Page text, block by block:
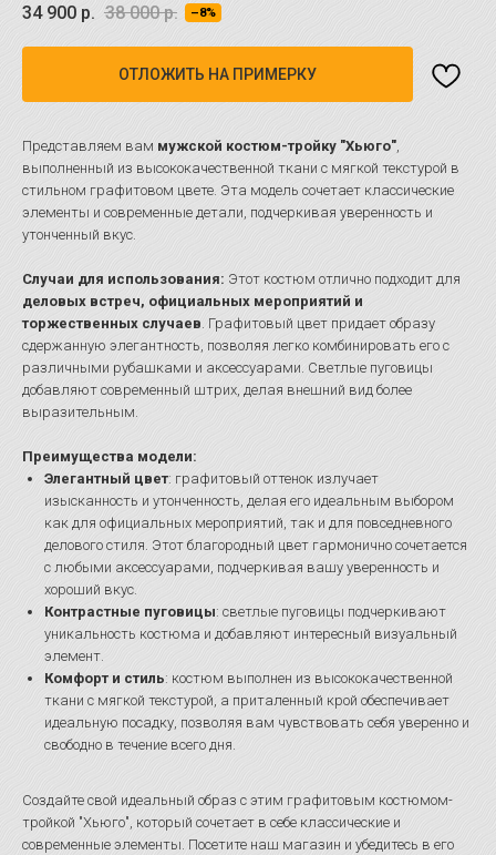
34 900 р. 38 000 р. –8%
ОТЛОЖИТЬ НА ПРИМЕРКУ
Представляем вам мужской костюм-тройку "Хьюго",
выполненный из высококачественной ткани с мягкой текстурой в
стильном графитовом цвете. Эта модель сочетает классические
элементы и современные детали, подчеркивая уверенность и
утонченный вкус.
Случаи для использования: Этот костюм отлично подходит для
деловых встреч, официальных мероприятий и
торжественных случаев. Графитовый цвет придает образу
сдержанную элегантность, позволяя легко комбинировать его с
различными рубашками и аксессуарами. Светлые пуговицы
добавляют современный штрих, делая внешний вид более
выразительным.
Преимущества модели:
Элегантный цвет: графитовый оттенок излучает
изысканность и утонченность, делая его идеальным выбором
как для официальных мероприятий, так и для повседневного
делового стиля. Этот благородный цвет гармонично сочетается
с любыми аксессуарами, подчеркивая вашу уверенность и
хороший вкус.
Контрастные пуговицы: светлые пуговицы подчеркивают
уникальность костюма и добавляют интересный визуальный
элемент.
Комфорт и стиль: костюм выполнен из высококачественной
ткани с мягкой текстурой, а приталенный крой обеспечивает
идеальную посадку, позволяя вам чувствовать себя уверенно и
свободно в течение всего дня.
Создайте свой идеальный образ с этим графитовым костюмом-
тройкой "Хьюго", который сочетает в себе классические и
современные элементы. Посетите наш магазин и убедитесь в его